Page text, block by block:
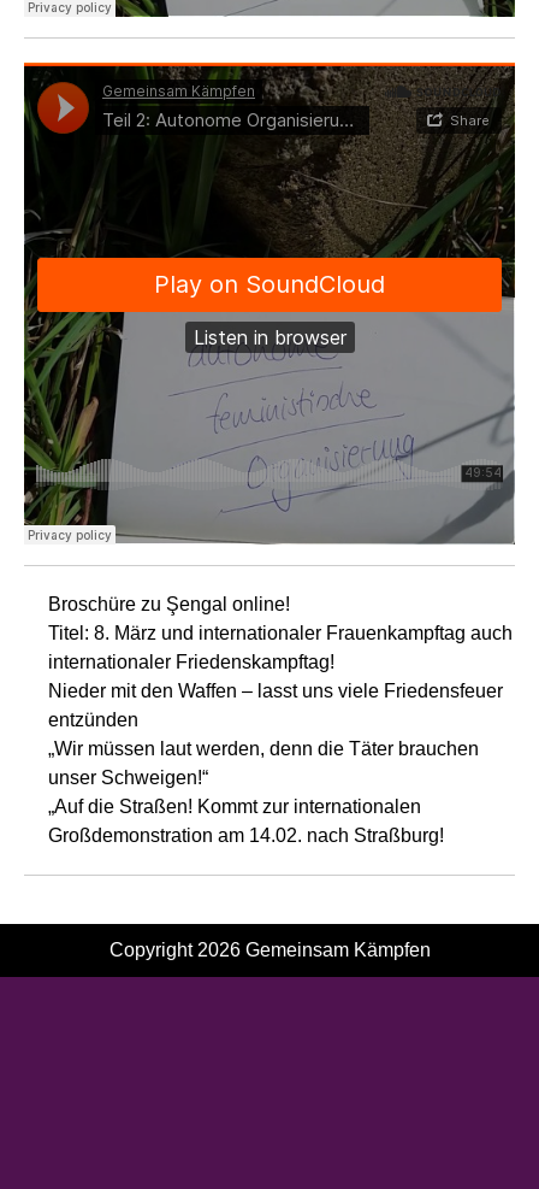
Broschüre zu Şengal online!
Titel: 8. März und internationaler Frauenkampftag auch
internationaler Friedenskampftag!
Nieder mit den Waffen – lasst uns viele Friedensfeuer
entzünden
„Wir müssen laut werden, denn die Täter brauchen
unser Schweigen!“
„Auf die Straßen! Kommt zur internationalen
Großdemonstration am 14.02. nach Straßburg!
Copyright 2026 Gemeinsam Kämpfen